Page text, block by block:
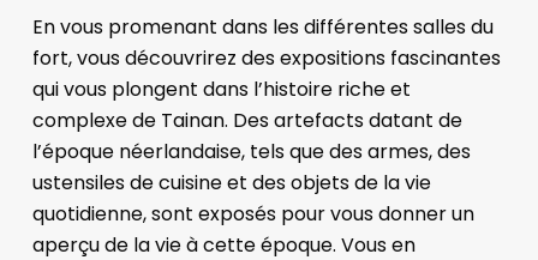
En vous promenant dans les différentes salles du
fort, vous découvrirez des expositions fascinantes
qui vous plongent dans l’histoire riche et
complexe de Tainan. Des artefacts datant de
l’époque néerlandaise, tels que des armes, des
ustensiles de cuisine et des objets de la vie
quotidienne, sont exposés pour vous donner un
aperçu de la vie à cette époque. Vous en